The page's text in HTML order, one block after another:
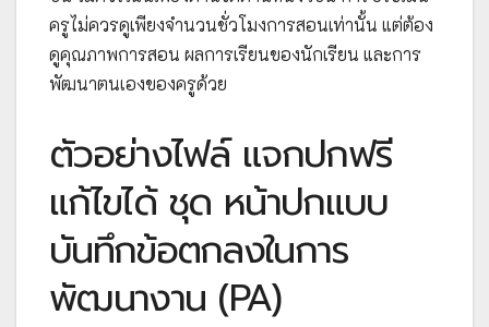
ครูไม่ควรดูเพียงจำนวนชั่วโมงการสอนเท่านั้น แต่ต้อง
ดูคุณภาพการสอน ผลการเรียนของนักเรียน และการ
พัฒนาตนเองของครูด้วย
ตัวอย่างไฟล์ แจกปกฟรี
แก้ไขได้ ชุด หน้าปกแบบ
บันทึกข้อตกลงในการ
พัฒนางาน (PA)